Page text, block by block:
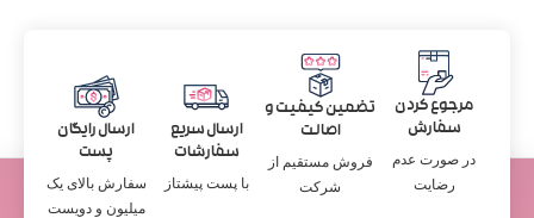
مرجوع کردن
سفارش
در صورت عدم
رضایت
تضمین کیفیت و
اصالت
فروش مستقیم از
شرکت
ارسال سریع
سفارشات
با پست پیشتاز
ارسال رایگان
پست
سفارش بالای یک
میلیون و دویست